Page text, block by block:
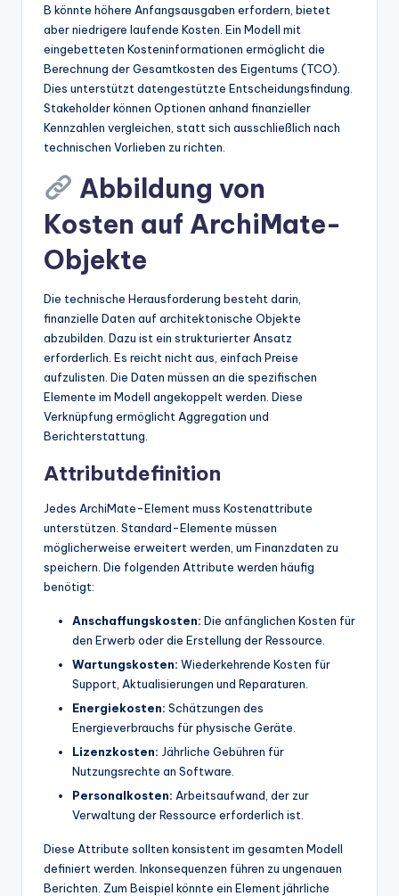
B könnte höhere Anfangsausgaben erfordern, bietet
aber niedrigere laufende Kosten. Ein Modell mit
eingebetteten Kosteninformationen ermöglicht die
Berechnung der Gesamtkosten des Eigentums (TCO).
Dies unterstützt datengestützte Entscheidungsfindung.
Stakeholder können Optionen anhand finanzieller
Kennzahlen vergleichen, statt sich ausschließlich nach
technischen Vorlieben zu richten.
Abbildung von
Kosten auf ArchiMate-
Objekte
Die technische Herausforderung besteht darin,
finanzielle Daten auf architektonische Objekte
abzubilden. Dazu ist ein strukturierter Ansatz
erforderlich. Es reicht nicht aus, einfach Preise
aufzulisten. Die Daten müssen an die spezifischen
Elemente im Modell angekoppelt werden. Diese
Verknüpfung ermöglicht Aggregation und
Berichterstattung.
Attributdefinition
Jedes ArchiMate-Element muss Kostenattribute
unterstützen. Standard-Elemente müssen
möglicherweise erweitert werden, um Finanzdaten zu
speichern. Die folgenden Attribute werden häufig
benötigt:
Anschaffungskosten: Die anfänglichen Kosten für
den Erwerb oder die Erstellung der Ressource.
Wartungskosten: Wiederkehrende Kosten für
Support, Aktualisierungen und Reparaturen.
Energiekosten: Schätzungen des
Energieverbrauchs für physische Geräte.
Lizenzkosten: Jährliche Gebühren für
Nutzungsrechte an Software.
Personalkosten: Arbeitsaufwand, der zur
Verwaltung der Ressource erforderlich ist.
Diese Attribute sollten konsistent im gesamten Modell
definiert werden. Inkonsequenzen führen zu ungenauen
Berichten. Zum Beispiel könnte ein Element jährliche